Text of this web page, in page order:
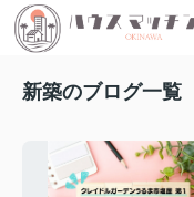
新築のブログ一覧